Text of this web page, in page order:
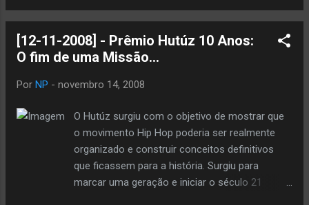
Benedito, Congada Marujada de Nossa Senhora
Aparecida, Cia de Moçambique de São Benedito
e Moçambique São Benedito de Bom Jesus 10h
Rodrigues 11h – Missa Afro – Catedral da Sé
congadas 12h – Palco RITA RIBEIRO apresenta
TECNOMACUMBA com participação especial
das cantoras Jussara Silveira e Teresa Cristina
14h – Palco MZURI SANA – SP Rah Digga – NY
DJ POGO – INGLATERRA DJ Billy Biznizz –
[12-11-2008] - Prêmio Hutúz 10 Anos:
O fim de uma Missão...
Por NP - novembro 14, 2008
O Hutúz surgiu com o objetivo de mostrar que
o movimento Hip Hop poderia ser realmente
organizado e construir conceitos definitivos
que ficassem para a história. Surgiu para
marcar uma geração e iniciar o século 21